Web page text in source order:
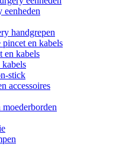
eenheden
handgrepen
en kabels
en kabels
stick
accessoires
moederborden